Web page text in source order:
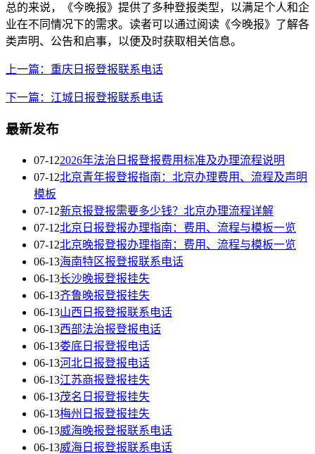
总的来说，《今晚报》提供了多种登报类型，以满足个人和企
业在不同情况下的需求。读者可以通过阅读《今晚报》了解各
类声明、公告和启事，以便及时获取相关信息。
上一篇：重庆日报登报联系电话
下一篇：江城日报登报联系电话
最新发布
07-122026年法治日报登报费用标准及办理流程说明
07-12北京青年报登报指南：北京办理费用、流程及声明
模板
07-12新京报登报需要多少钱？北京办理流程详解
07-12北京日报登报办理指南：费用、流程与模板一览
07-12北京晚报登报办理指南：费用、流程与模板一览
06-13海南特区报登报联系电话
06-13长沙晚报登报挂失
06-13齐鲁晚报登报挂失
06-13山西日报登报联系电话
06-13西部法治报登报电话
06-13娄底日报登报电话
06-13河北日报登报电话
06-13江苏商报登报挂失
06-13茂名日报登报挂失
06-13梅州日报登报挂失
06-13威海晚报登报联系电话
06-13威海日报登报联系电话